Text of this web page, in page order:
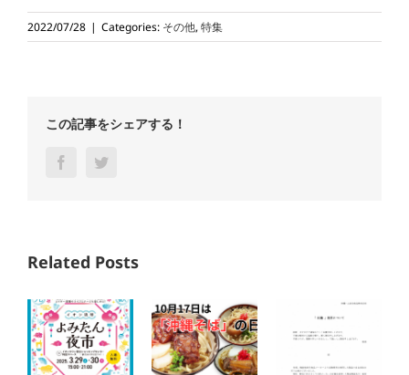
2022/07/28 | Categories: その他,特集
この記事をシェアする！
Facebook
Related Posts